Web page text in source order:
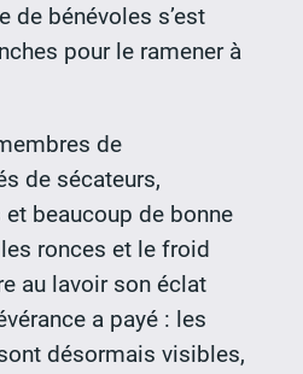
de bénévoles s’est
pour le ramener à
de
de sécateurs,
beaucoup de bonne
ronces et le froid
au lavoir son éclat
a payé : les
désormais visibles,